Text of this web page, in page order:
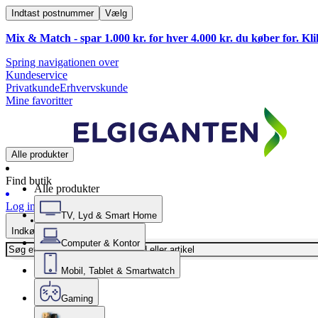
Indtast postnummer Vælg
Mix & Match - spar 1.000 kr. for hver 4.000 kr. du køber for.
Spring navigationen over
Kundeservice
PrivatkundeErhvervskunde
Mine favoritter
Alle produkter
Find butik
Log ind
Indkøbskurv
Alle produkter
TV, Lyd & Smart Home
Computer & Kontor
Mobil, Tablet & Smartwatch
Gaming